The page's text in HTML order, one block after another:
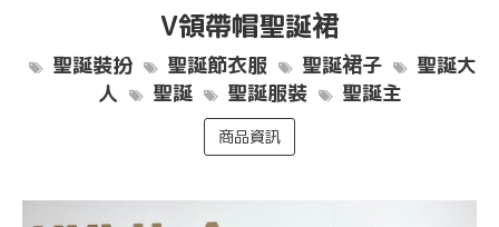
V領帶帽聖誕裙
聖誕裝扮 聖誕節衣服 聖誕裙子
聖誕大
人
聖誕 聖誕服裝 聖誕主
商品資訊